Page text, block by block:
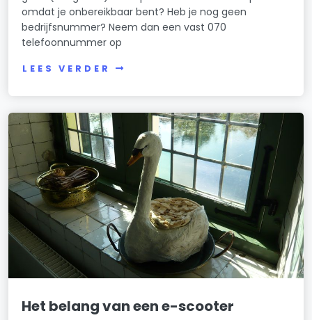
omdat je onbereikbaar bent? Heb je nog geen
bedrijfsnummer? Neem dan een vast 070
telefoonnummer op
LEES VERDER
Het belang van een e-scooter